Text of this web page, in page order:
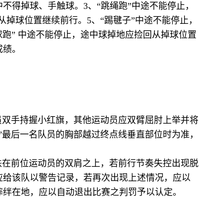
得掉球、手触球。3、“跳绳跑”中途不能停止，
球位置继续前行。5、“踢毽子”中途不能停止，
” 中途不能停止，途中球掉地应捡回从掉球位置
。
手持握小红旗，其他运动员应双臂屈肘上举并将
后一名队员的胸部越过终点线垂直部位时为准，
前位运动员的双肩之上，若前行节奏失控出现脱
该队以警告记录，若再次出现上述情况，应以
在地，应以自动退出比赛之判罚予以认定。